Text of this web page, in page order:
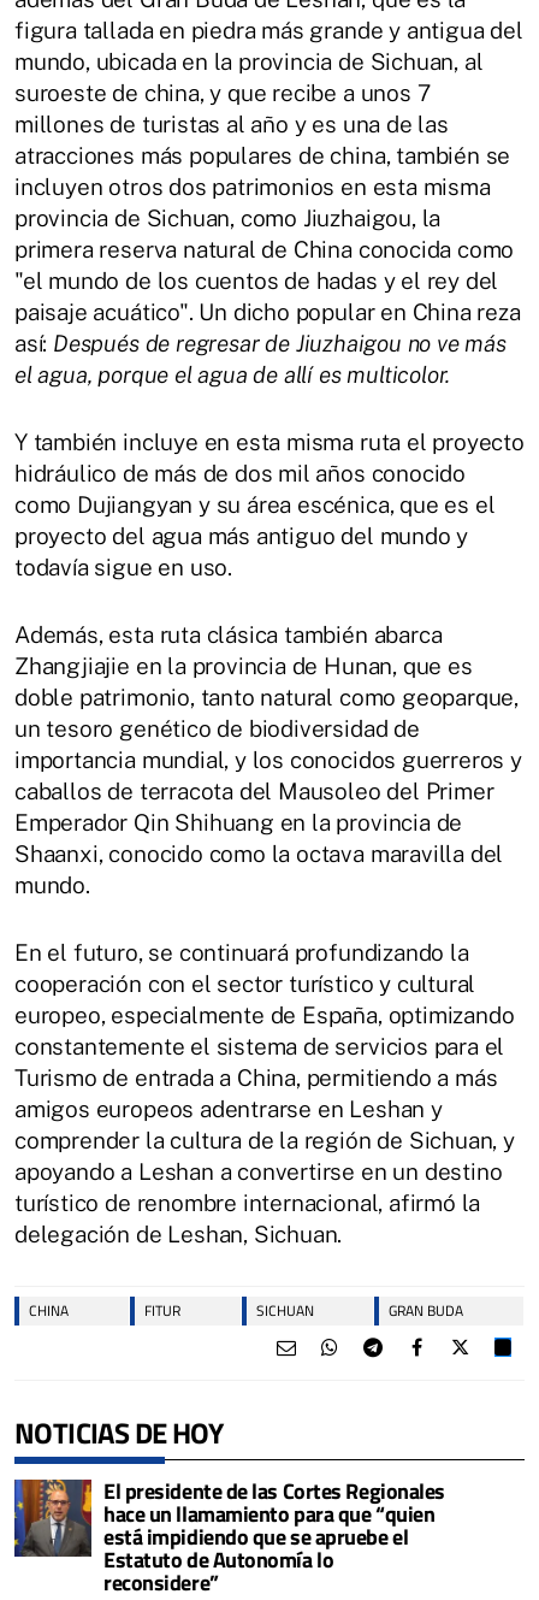
figura tallada en piedra más grande y antigua del
mundo, ubicada en la provincia de Sichuan, al
suroeste de china, y que recibe a unos 7
millones de turistas al año y es una de las
atracciones más populares de china, también se
incluyen otros dos patrimonios en esta misma
provincia de Sichuan, como Jiuzhaigou, la
primera reserva natural de China conocida como
"el mundo de los cuentos de hadas y el rey del
paisaje acuático". Un dicho popular en China reza
así: Después de regresar de Jiuzhaigou no ve más
el agua, porque el agua de allí es multicolor.
Y también incluye en esta misma ruta el proyecto
hidráulico de más de dos mil años conocido
como Dujiangyan y su área escénica, que es el
proyecto del agua más antiguo del mundo y
todavía sigue en uso.
Además, esta ruta clásica también abarca
Zhangjiajie en la provincia de Hunan, que es
doble patrimonio, tanto natural como geoparque,
un tesoro genético de biodiversidad de
importancia mundial, y los conocidos guerreros y
caballos de terracota del Mausoleo del Primer
Emperador Qin Shihuang en la provincia de
Shaanxi, conocido como la octava maravilla del
mundo.
En el futuro, se continuará profundizando la
cooperación con el sector turístico y cultural
europeo, especialmente de España, optimizando
constantemente el sistema de servicios para el
Turismo de entrada a China, permitiendo a más
amigos europeos adentrarse en Leshan y
comprender la cultura de la región de Sichuan, y
apoyando a Leshan a convertirse en un destino
turístico de renombre internacional, afirmó la
delegación de Leshan, Sichuan.
CHINA FITUR SICHUAN GRAN BUDA
NOTICIAS DE HOY
El presidente de las Cortes Regionales
hace un llamamiento para que “quien
está impidiendo que se apruebe el
Estatuto de Autonomía lo
reconsidere”